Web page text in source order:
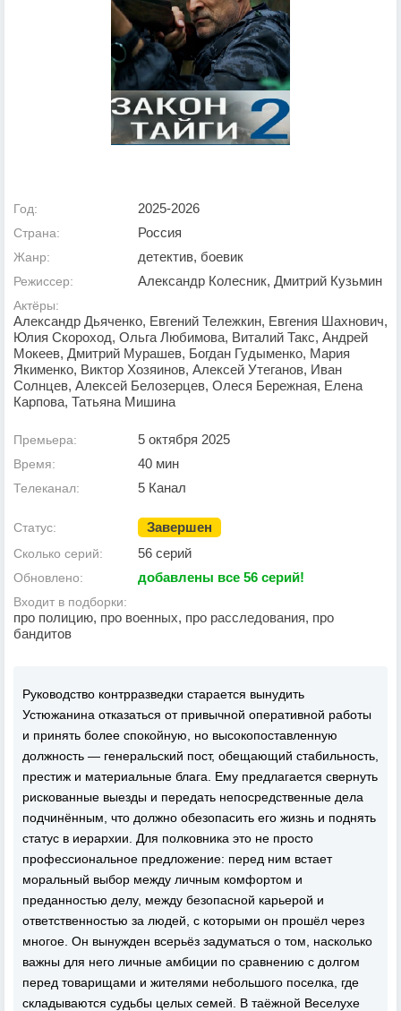
Год: 2025-2026
Страна: Россия
Жанр: детектив, боевик
Режиссер: Александр Колесник, Дмитрий Кузьмин
Актёры:
Александр Дьяченко, Евгений Тележкин, Евгения Шахнович,
Юлия Скороход, Ольга Любимова, Виталий Такс, Андрей
Мокеев, Дмитрий Мурашев, Богдан Гудыменко, Мария
Якименко, Виктор Хозяинов, Алексей Утеганов, Иван
Солнцев, Алексей Белозерцев, Олеся Бережная, Елена
Карпова, Татьяна Мишина
Премьера: 5 октября 2025
Время: 40 мин
Телеканал: 5 Канал
Статус: Завершен
Сколько серий: 56 серий
Обновлено: добавлены все 56 серий!
Входит в подборки:
про полицию, про военных, про расследования, про
бандитов
Руководство контрразведки старается вынудить
Устюжанина отказаться от привычной оперативной работы
и принять более спокойную, но высокопоставленную
должность — генеральский пост, обещающий стабильность,
престиж и материальные блага. Ему предлагается свернуть
рискованные выезды и передать непосредственные дела
подчинённым, что должно обезопасить его жизнь и поднять
статус в иерархии. Для полковника это не просто
профессиональное предложение: перед ним встает
моральный выбор между личным комфортом и
преданностью делу, между безопасной карьерой и
ответственностью за людей, с которыми он прошёл через
многое. Он вынужден всерьёз задуматься о том, насколько
важны для него личные амбиции по сравнению с долгом
перед товарищами и жителями небольшого поселка, где
складываются судьбы целых семей. В таёжной Веселухе